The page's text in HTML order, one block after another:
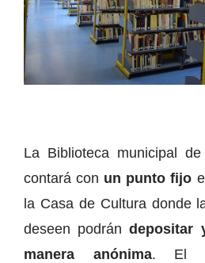
La Biblioteca municipal
contará con un punto fijo
la Casa de Cultura donde
deseen podrándepositar
manera anónima. El